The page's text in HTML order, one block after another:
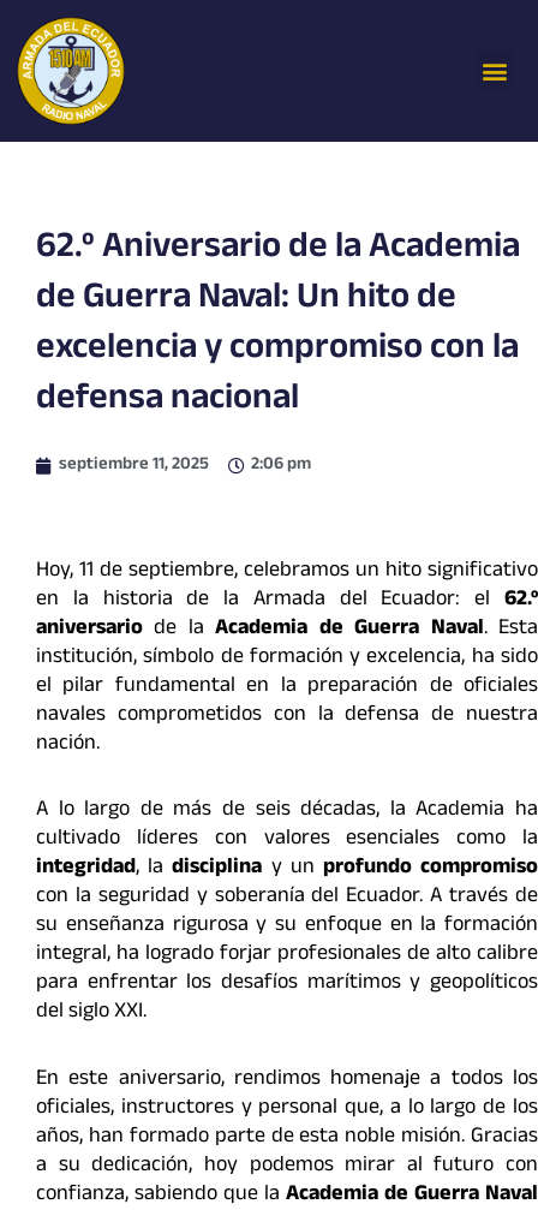
contenido
62.º Aniversario de la Academia
de Guerra Naval: Un hito de
excelencia y compromiso con la
defensa nacional
septiembre 11, 2025 2:06 pm
Hoy, 11 de septiembre, celebramos un hito significativo
en la historia de la Armada del Ecuador: el 62.º
aniversario de laAcademia de Guerra Naval. Esta
institución, símbolo de formación y excelencia, ha sido
el pilar fundamental en la preparación de oficiales
navales comprometidos con la defensa de nuestra
nación.
A lo largo de más de seis décadas, la Academia ha
cultivado líderes con valores esenciales como la
integridad, ladisciplina y un profundo compromiso
con la seguridad y soberanía del Ecuador. A través de
su enseñanza rigurosa y su enfoque en la formación
integral, ha logrado forjar profesionales de alto calibre
para enfrentar los desafíos marítimos y geopolíticos
del siglo XXI.
En este aniversario, rendimos homenaje a todos los
oficiales, instructores y personal que, a lo largo de los
años, han formado parte de esta noble misión. Gracias
a su dedicación, hoy podemos mirar al futuro con
confianza, sabiendo que la Academia de Guerra Naval